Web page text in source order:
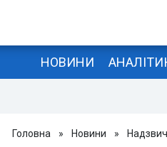
НОВИНИ
Головна » Новини »